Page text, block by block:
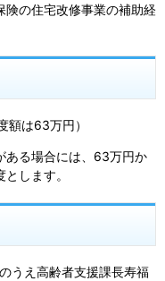
険の住宅改修事業の補助経
は63万円）
ある場合には、63万円か
します。
うえ高齢者支援課長寿福